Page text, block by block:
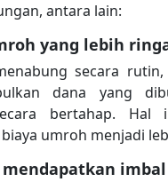
antara lain:
yang lebih
secara
dana yang
bertahap. Hal
umroh menjadi
mendapatkan